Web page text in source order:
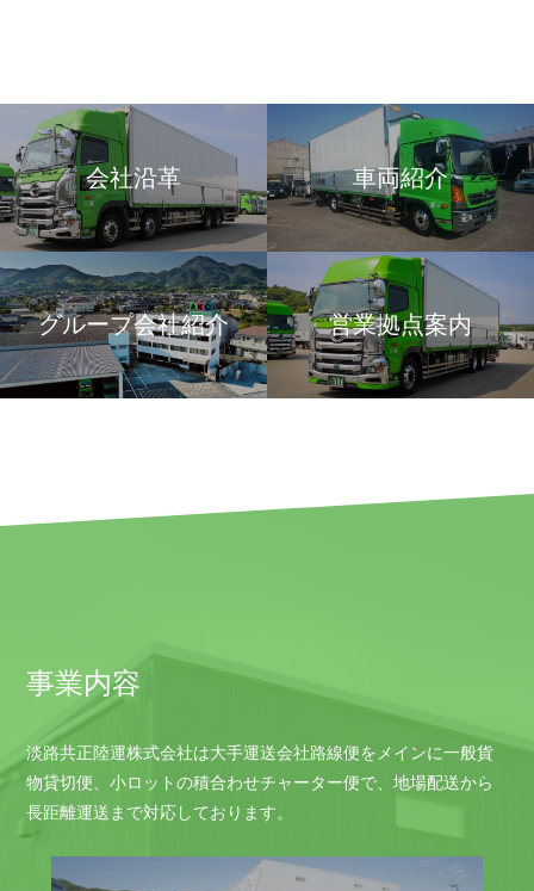
会社沿革 車両紹介
グループ会社紹介 営業拠点案内
事業内容
淡路共正陸運株式会社は大手運送会社路線便をメインに一般貨
物貸切便、小ロットの積合わせチャーター便で、地場配送から
長距離運送まで対応しております。